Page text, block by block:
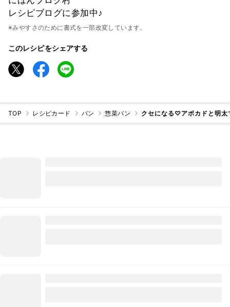
レシピブログに参加中♪
※みやすさのために書式を一部改変しています。
このレシピをシェアする
TOP レシピカード パン 惣菜パン クセになる♡アボカドと明